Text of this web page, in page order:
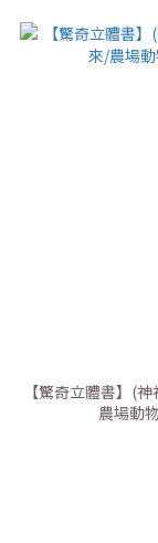
【驚奇立體書】(
農場動